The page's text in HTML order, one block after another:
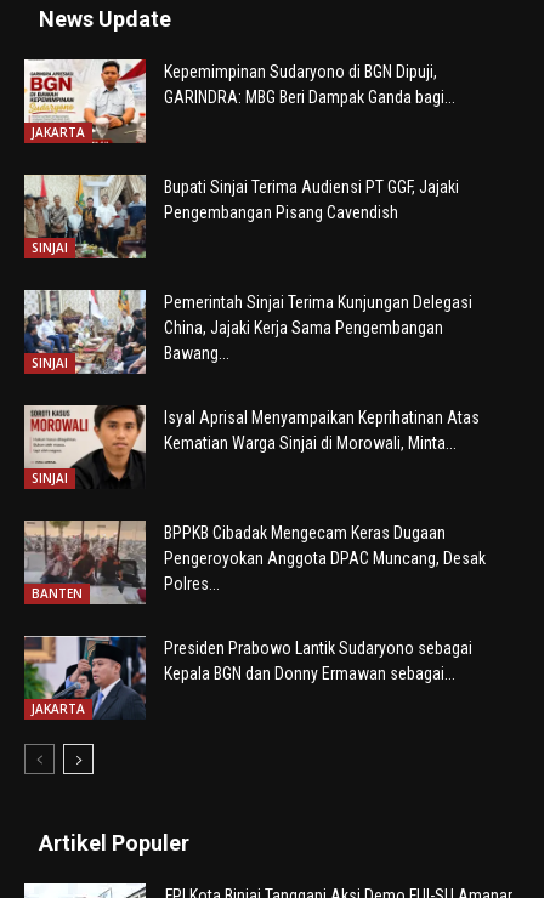
News Update
JAKARTA
Kepemimpinan Sudaryono di BGN Dipuji,
GARINDRA: MBG Beri Dampak Ganda bagi...
SINJAI
Bupati Sinjai Terima Audiensi PT GGF, Jajaki
Pengembangan Pisang Cavendish
SINJAI
Pemerintah Sinjai Terima Kunjungan Delegasi
China, Jajaki Kerja Sama Pengembangan
Bawang...
SINJAI
Isyal Aprisal Menyampaikan Keprihatinan Atas
Kematian Warga Sinjai di Morowali, Minta...
BANTEN
BPPKB Cibadak Mengecam Keras Dugaan
Pengeroyokan Anggota DPAC Muncang, Desak
Polres...
JAKARTA
Presiden Prabowo Lantik Sudaryono sebagai
Kepala BGN dan Donny Ermawan sebagai...
Artikel Populer